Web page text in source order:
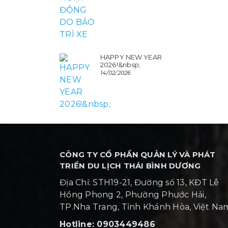
HAPPY NEW YEAR
2026!&nbsp;
14/02/2026
CÔNG TY CỔ PHẦN QUẢN LÝ VÀ PHÁT
TRIỂN DU LỊCH THÁI BÌNH DƯƠNG
Địa Chỉ: STH19-21, Đường số 13, KĐT Lê
Hồng Phong 2, Phường Phước Hải,
TP.Nha Trang, Tỉnh Khánh Hòa, Việt
Hotline: 0903449486